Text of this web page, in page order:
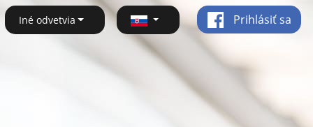
Iné odvetvia Prihlásiť sa